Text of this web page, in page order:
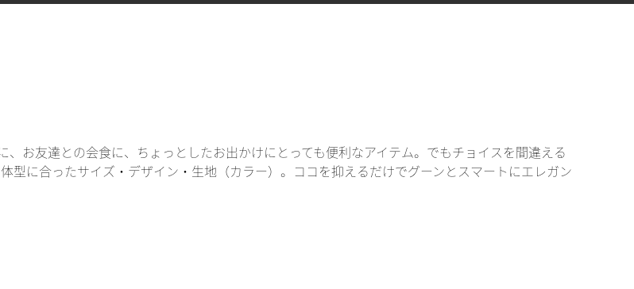
お友達との会食に、ちょっとしたお出かけにとっても便利なアイテム。でもチョイスを間違える
型に合ったサイズ・デザイン・生地（カラー）。ココを抑えるだけでグーンとスマートにエレガン